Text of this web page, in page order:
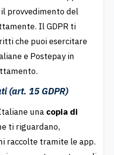
il provvedimento del
Il GDPR ti
che puoi esercitare
e Postepay in
(art. 15 GDPR)
una copia di
ti riguardano,
raccolte tramite le app.